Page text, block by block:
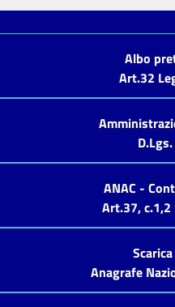
Albo
Art.32
ANAC -
Art.37,
Anagrafe